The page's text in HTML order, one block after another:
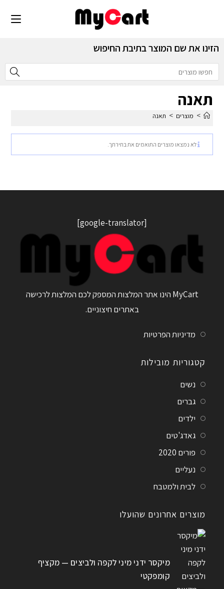
הזינו את שם המוצר בתיבת החיפוש
תאנה
> מוצרים > תאנה
לא נמצאו מוצרים התואמים את בחירתך.
[google-translator]
MyCart הינו אתר המלצות המספק לכם המלצות לרכישה
באתרים חיצוניים.
מדיניות הפרטיות
קטגוריות מובילות
נשים
גברים
ילדים
גאדג'טים
פורים 2020
נעליים
לבית ולמטבח
מוצרים אחרונים שהועלו
מיקסר ידני מיני לקפה ולביצים — מקציף
קומפקטי